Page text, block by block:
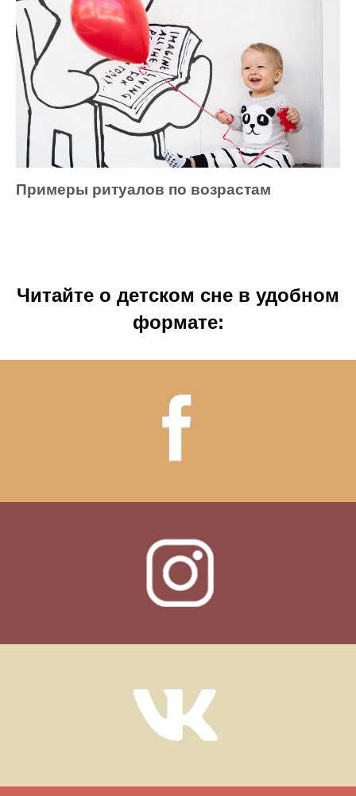
Примеры ритуалов по возрастам
Читайте о детском сне в удобном
формате: